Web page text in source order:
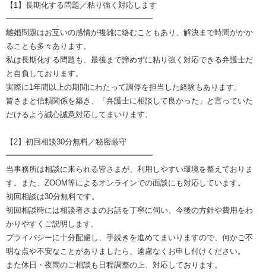
【1】長期化する問題／粘り強く対応します
━━━━━━━━━━━━━━━━━━━
離婚問題はお互いの感情が複雑に絡むこともあり、解決まで時間がかか
ることも多々あります。
私は長期化する問題も、最後まで諦めずに粘り強く対応できる弁護士だ
と自負しております。
実際に1年間以上の期間にわたって調停を担当した経験もあります。
皆さまと信頼関係を築き、「弁護士に相談して良かった」と言っていた
だけるよう誠心誠意対応してまいります。
【2】初回相談30分無料／秘密厳守
━━━━━━━━━━━━━━━━━━━
当事務所は相談に来られる皆さまが、利用しやすい環境を整えておりま
す。また、ZOOM等によるオンラインでの面談にも対応しています。
初回相談は30分無料です。
初回相談時には相談者さまのお話を丁寧に伺い、今後の方針や費用をわ
かりやすくご説明します。
プライバシーに十分配慮し、手続きを進めてまいりますので、何かご不
明な点や不安なことがありましたら、遠慮なくお申し付けください。
また休日・夜間のご相談も日程調整の上、対応しております。